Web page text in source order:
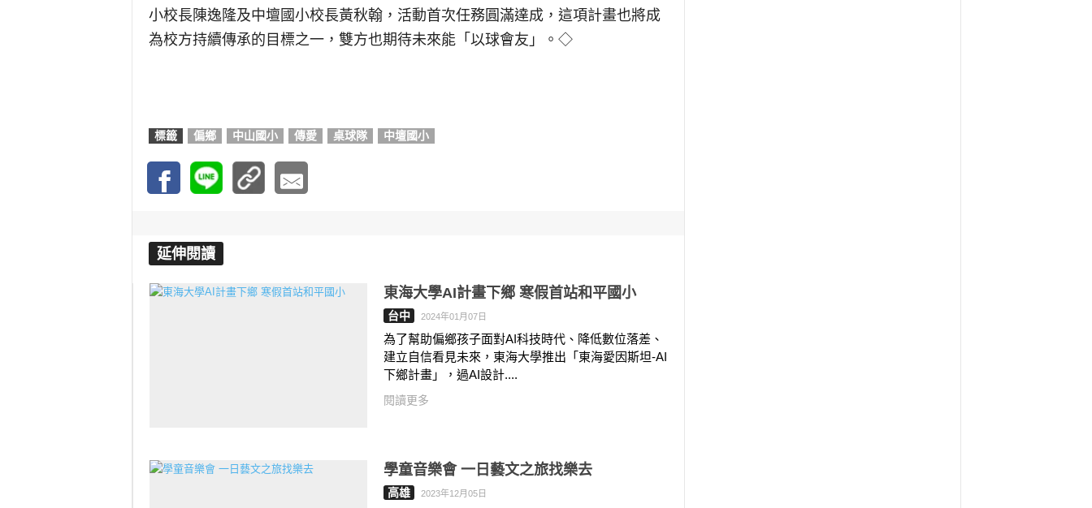
小校長陳逸隆及中壇國小校長黃秋翰，活動首次任務圓滿達成，這項計畫也將成
為校方持續傳承的目標之一，雙方也期待未來能「以球會友」。◇
標籤 偏鄉 中山國小 傳愛 桌球隊 中壇國小
延伸閱讀
東海大學AI計畫下鄉 寒假首站和平國小
台中 2024年01月07日
為了幫助偏鄉孩子面對AI科技時代、降低數位落差、
建立自信看見未來，東海大學推出「東海愛因斯坦-AI
下鄉計畫」，過AI設計....
閱讀更多
學童音樂會 一日藝文之旅找樂去
高雄 2023年12月05日